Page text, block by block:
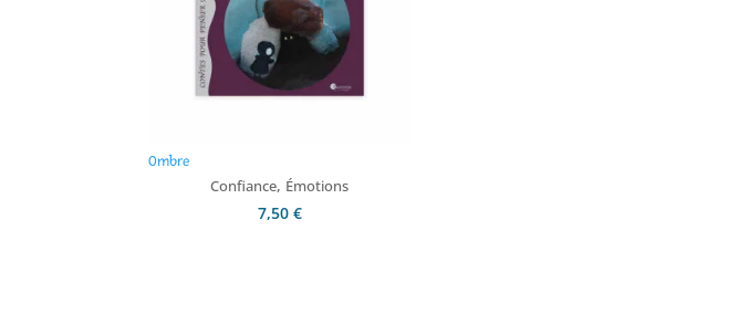
Ombre
Confiance, Émotions
7,50 €